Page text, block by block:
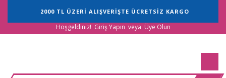
2000 TL ÜZERİ ALIŞVERİŞTE ÜCRETSİZ KARGO
Hoşgeldiniz! Giriş Yapın veya Üye Olun